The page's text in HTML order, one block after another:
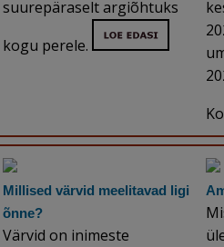
suurepäraselt argiõhtuks
kogu perele.
Millised värvid meelitavad ligi
õnne?
Värvid on inimeste